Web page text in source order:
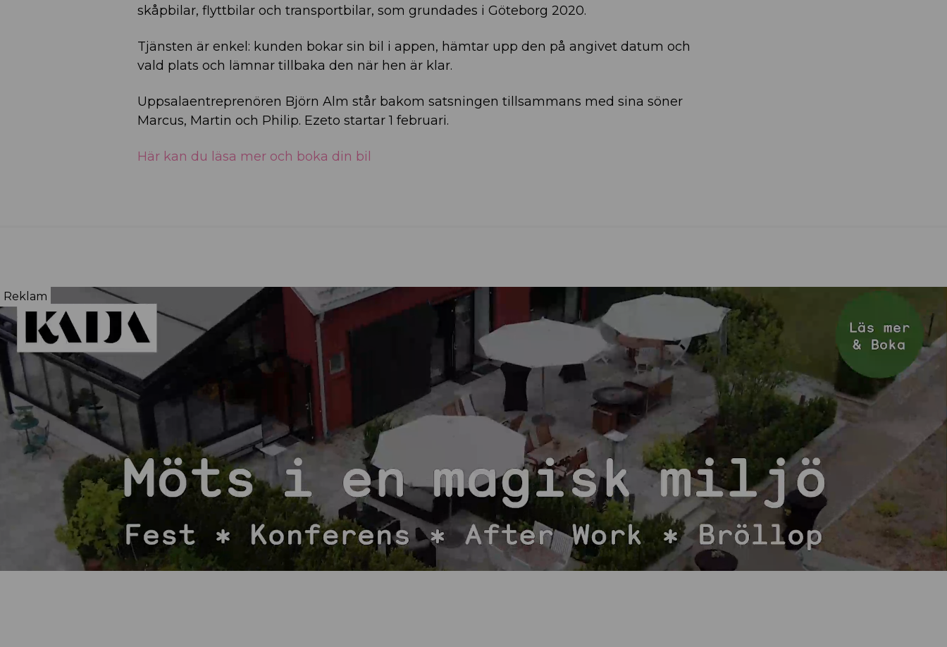
skåpbilar, flyttbilar och transportbilar, som grundades i Göteborg 2020.
Tjänsten är enkel: kunden bokar sin bil i appen, hämtar upp den på angivet datum och
vald plats och lämnar tillbaka den när hen är klar.
Uppsalaentreprenören Björn Alm står bakom satsningen tillsammans med sina söner
Marcus, Martin och Philip. Ezeto startar 1 februari.
Här kan du läsa mer och boka din bil
Reklam